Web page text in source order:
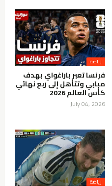
رياضة
فرنسا تعبر باراغواي بهدف
مبابي وتتأهل إلى ربع نهائي
كأس العالم 2026
July 04, 2026
رياضة